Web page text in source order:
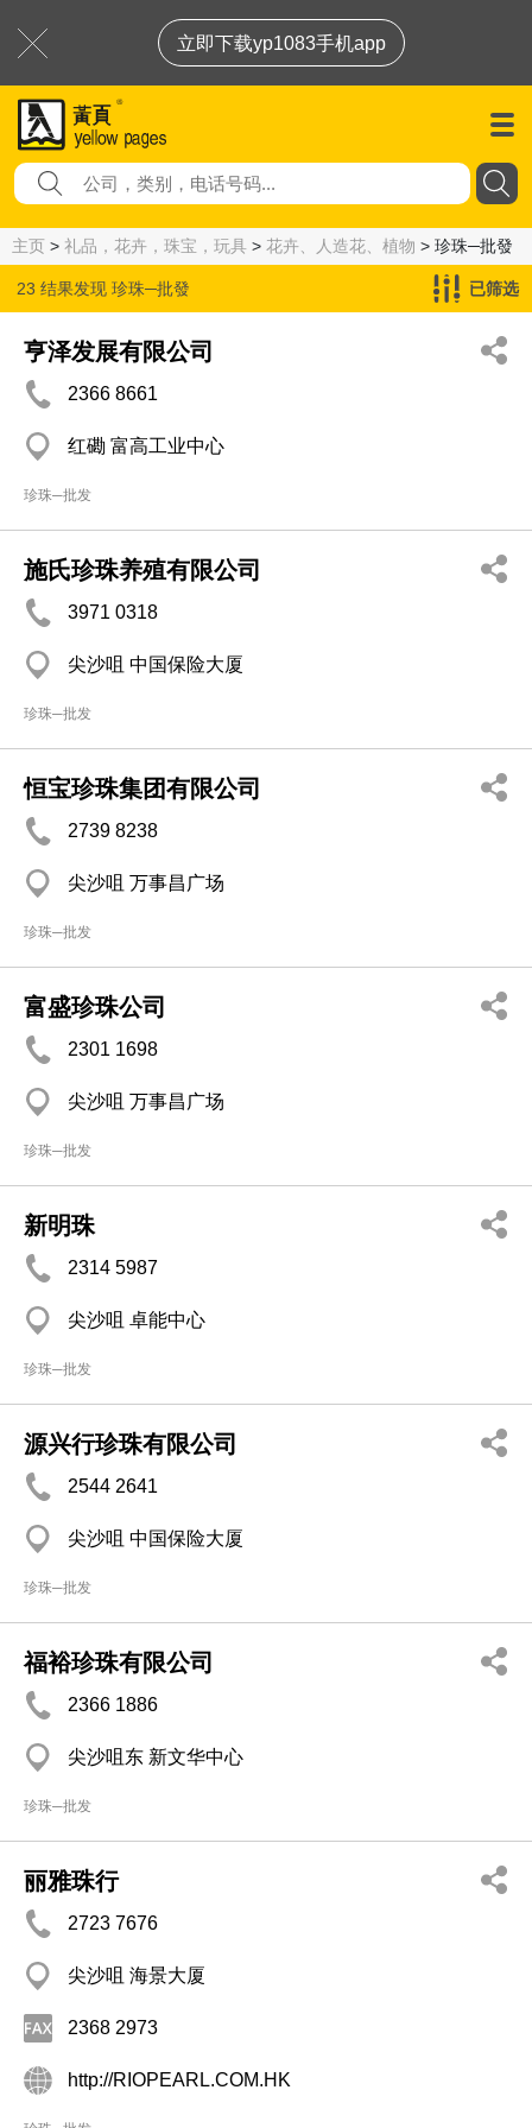
立即下载yp1083手机app
主页 > 礼品，花卉，珠宝，玩具 > 花卉、人造花、植物 > 珍珠─批發
23 结果发现 珍珠─批發 已筛选
亨泽发展有限公司
2366 8661
红磡 富高工业中心
珍珠─批发
施氏珍珠养殖有限公司
3971 0318
尖沙咀 中国保险大厦
珍珠─批发
恒宝珍珠集团有限公司
2739 8238
尖沙咀 万事昌广场
珍珠─批发
富盛珍珠公司
2301 1698
尖沙咀 万事昌广场
珍珠─批发
新明珠
2314 5987
尖沙咀 卓能中心
珍珠─批发
源兴行珍珠有限公司
2544 2641
尖沙咀 中国保险大厦
珍珠─批发
福裕珍珠有限公司
2366 1886
尖沙咀东 新文华中心
珍珠─批发
丽雅珠行
2723 7676
尖沙咀 海景大厦
2368 2973
http://RIOPEARL.COM.HK